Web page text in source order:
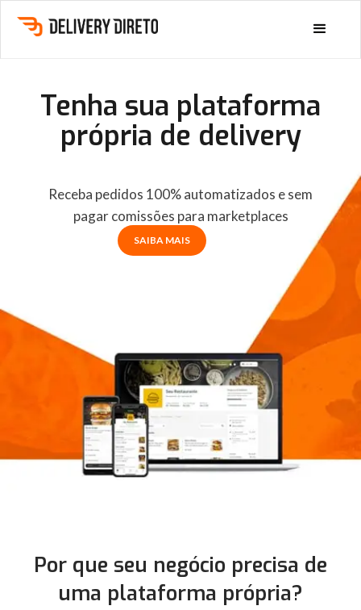
Tenha sua plataforma
própria de delivery
Receba pedidos 100% automatizados e sem
pagar comissões para marketplaces
SAIBA MAIS
Por que seu negócio precisa de
uma plataforma própria?